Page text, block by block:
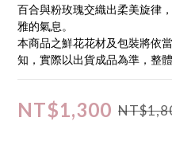
百合與粉玫瑰交織出柔美旋律
雅的氣息。
本商品之鮮花花材及包裝將依
知，實際以出貨成品為準，整
NT$1,300